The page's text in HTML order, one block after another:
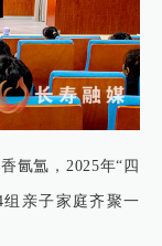
氤氲，2025年“四
亲子家庭齐聚一